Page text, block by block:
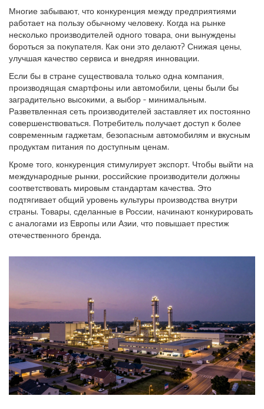
Многие забывают, что конкуренция между предприятиями
работает на пользу обычному человеку. Когда на рынке
несколько производителей одного товара, они вынуждены
бороться за покупателя. Как они это делают? Снижая цены,
улучшая качество сервиса и внедряя инновации.
Если бы в стране существовала только одна компания,
производящая смартфоны или автомобили, цены были бы
заградительно высокими, а выбор - минимальным.
Разветвленная сеть производителей заставляет их постоянно
совершенствоваться. Потребитель получает доступ к более
современным гаджетам, безопасным автомобилям и вкусным
продуктам питания по доступным ценам.
Кроме того, конкуренция стимулирует экспорт. Чтобы выйти на
международные рынки, российские производители должны
соответствовать мировым стандартам качества. Это
подтягивает общий уровень культуры производства внутри
страны. Товары, сделанные в России, начинают конкурировать
с аналогами из Европы или Азии, что повышает престиж
отечественного бренда.